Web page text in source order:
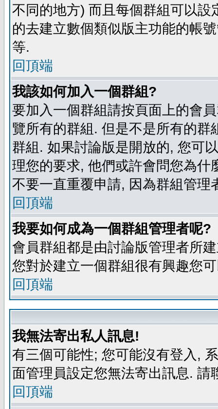
不同的地方) 而且每個群組可以
的去建立數個類似版主功能的帳
等.
回頂端
我該如何加入一個群組?
要加入一個群組請按頁面上的會
覽所有的群組. 但是不是所有的
群組. 如果討論版是開放的, 您可
理您的要求, 他們或許會問您為
不要一直重覆申請, 因為群組管理
回頂端
我要如何成為一個群組管理者呢?
會員群組都是由討論版管理者所
您對於建立一個群組很有興趣您
回頂端
我無法寄出私人訊息!
有三個可能性; 您可能沒有登入,
面管理員設定您無法寄出訊息. 請
回頂端